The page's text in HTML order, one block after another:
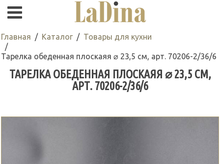
Главная Каталог Товары для кухни
Тарелка обеденная плоскаяя ⌀ 23,5 см, арт. 70206-2/36/6
ТАРЕЛКА ОБЕДЕННАЯ ПЛОСКАЯЯ ⌀ 23,5 СМ,
АРТ. 70206-2/36/6